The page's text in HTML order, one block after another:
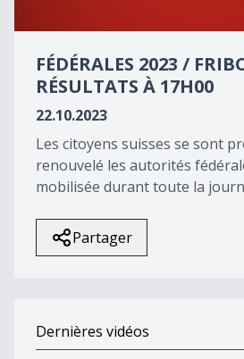
seconds
seconds
FÉDÉRALES 2023 /
RÉSULTATS À 17H00
22.10.2023
Les citoyens suisses se sont
renouvelé les autorités
mobilisée durant toute la
Partager
Dernières vidéos